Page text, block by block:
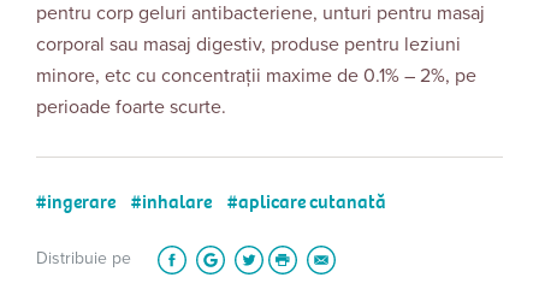
pentru corp geluri antibacteriene, unturi pentru masaj
corporal sau masaj digestiv, produse pentru leziuni
minore, etc cu concentraţii maxime de 0.1% – 2%, pe
perioade foarte scurte.
ingerare inhalare aplicare cutanată
Distribuie pe